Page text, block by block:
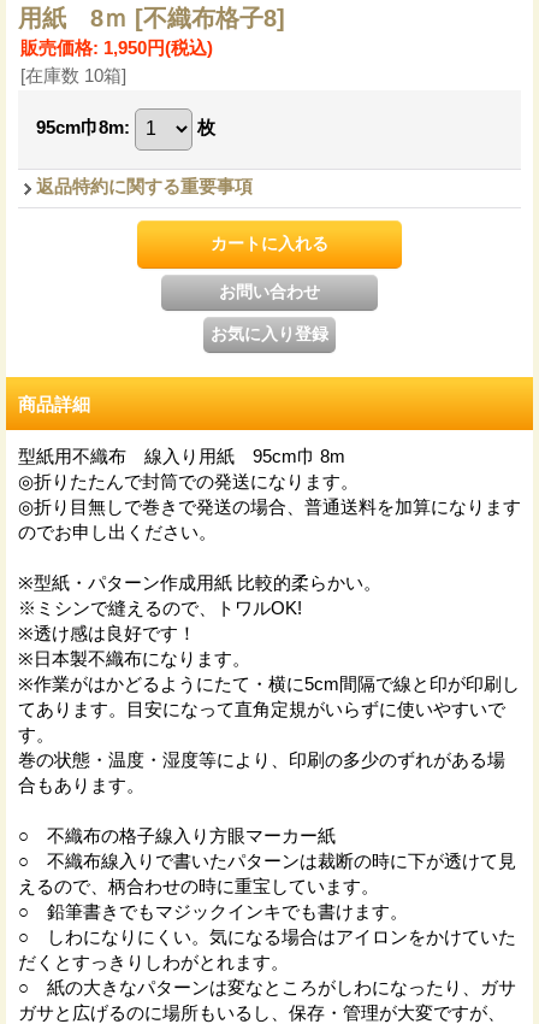
用紙 8ｍ [不織布格子8]
販売価格: 1,950円(税込)
[在庫数 10箱]
95cm巾8m: 枚
返品特約に関する重要事項
商品詳細
型紙用不織布 線入り用紙 95cm巾 8m
◎折りたたんで封筒での発送になります。
◎折り目無しで巻きで発送の場合、普通送料を加算になります
のでお申し出ください。
※型紙・パターン作成用紙 比較的柔らかい。
※ミシンで縫えるので、トワルOK!
※透け感は良好です！
※日本製不織布になります。
※作業がはかどるようにたて・横に5cm間隔で線と印が印刷し
てあります。目安になって直角定規がいらずに使いやすいで
す。
巻の状態・温度・湿度等により、印刷の多少のずれがある場
合もあります。
○ 不織布の格子線入り方眼マーカー紙
○ 不織布線入りで書いたパターンは裁断の時に下が透けて見
えるので、柄合わせの時に重宝しています。
○ 鉛筆書きでもマジックインキでも書けます。
○ しわになりにくい。気になる場合はアイロンをかけていた
だくとすっきりしわがとれます。
○ 紙の大きなパターンは変なところがしわになったり、ガサ
ガサと広げるのに場所もいるし、保存・管理が大変ですが、